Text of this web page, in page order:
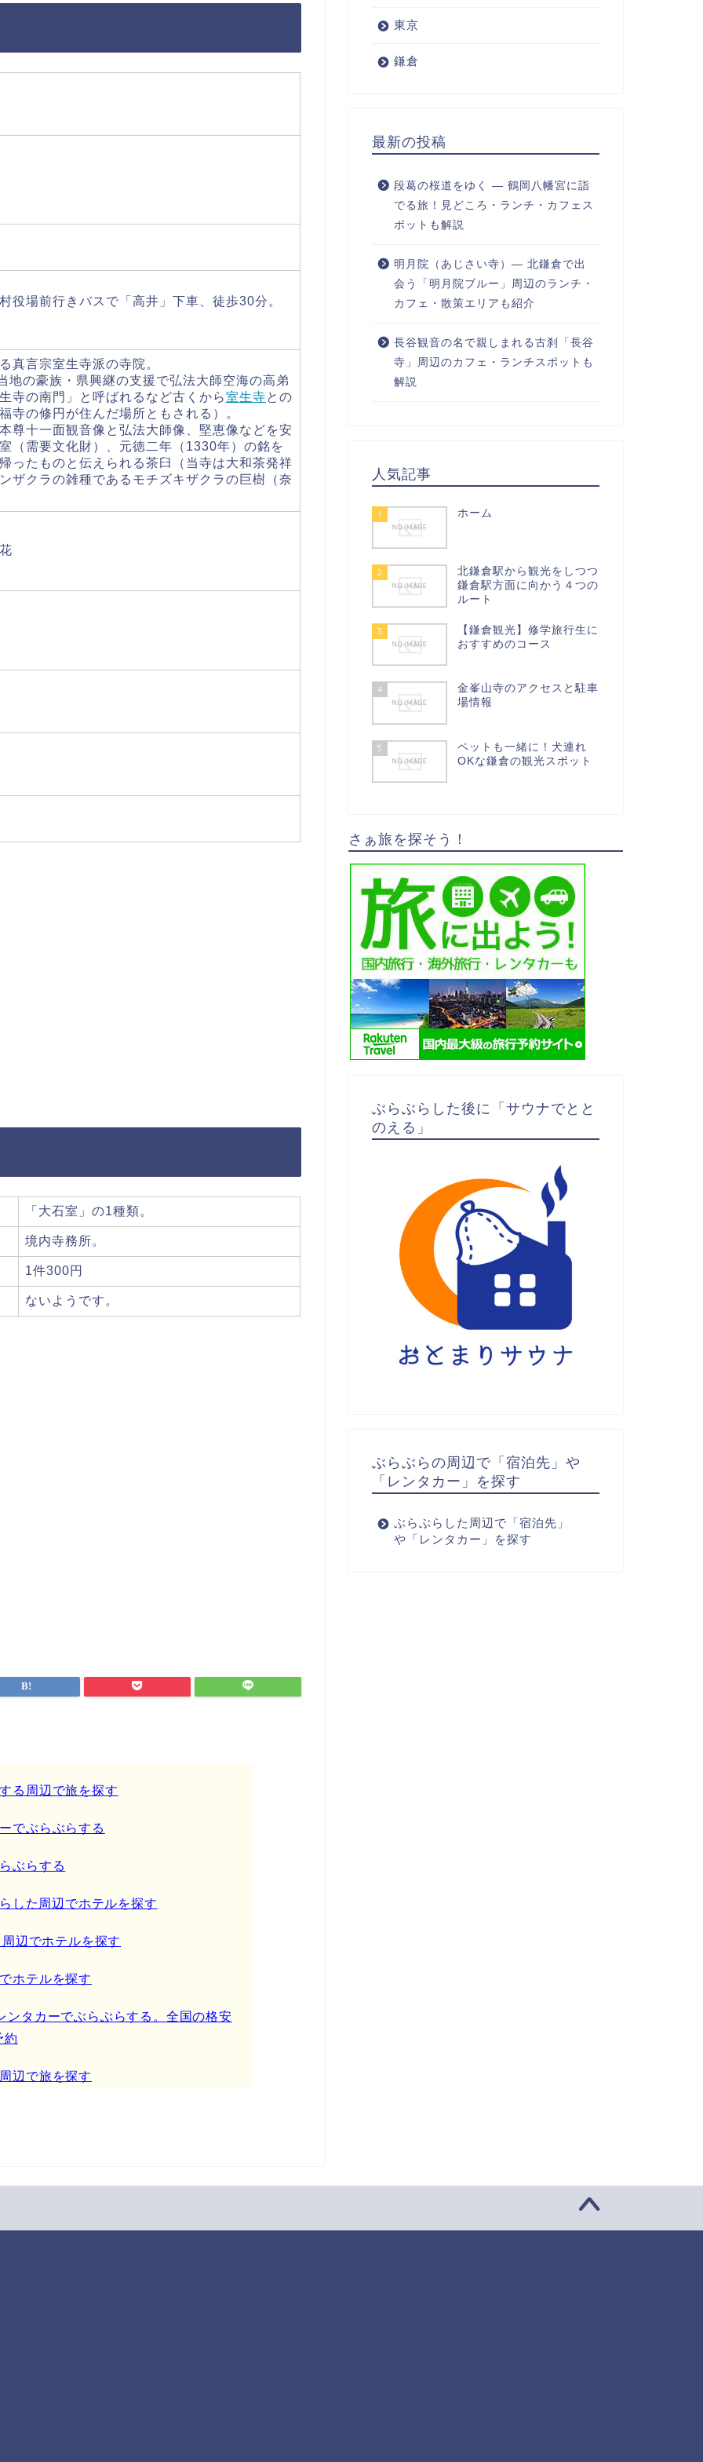
役場前行きバスで「高井」下車、徒歩30分。
真言宗室生寺派の寺院。
地の豪族・県興継の支援で弘法大師空海の高弟
寺の南門」と呼ばれるなど古くから室生寺との
寺の修円が住んだ場所ともされる）。
尊十一面観音像と弘法大師像、堅恵像などを安
（需要文化財）、元徳二年（1330年）の銘を
ったものと伝えられる茶臼（当寺は大和茶発祥
ザクラの雑種であるモチズキザクラの巨樹（奈
「大石室」の1種類。
境内寺務所。
1件300円
ないようです。
る周辺で旅を探す
でぶらぶらする
ぶらする
した周辺でホテルを探す
辺でホテルを探す
ホテルを探す
タカーでぶらぶらする。全国の格安
約
辺で旅を探す
東京
鎌倉
最新の投稿
段葛の桜道をゆく ― 鶴岡八幡宮に詣
でる旅！見どころ・ランチ・カフェス
ポットも解説
明月院（あじさい寺）― 北鎌倉で出
会う「明月院ブルー」周辺のランチ・
カフェ・散策エリアも紹介
長谷観音の名で親しまれる古刹「長谷
寺」周辺のカフェ・ランチスポットも
解説
人気記事
1 ホーム
2
北鎌倉駅から観光をしつつ
鎌倉駅方面に向かう４つの
ルート
3
【鎌倉観光】修学旅行生に
おすすめのコース
4
金峯山寺のアクセスと駐車
場情報
5
ペットも一緒に！犬連れ
OKな鎌倉の観光スポット
さぁ旅を探そう！
ぶらぶらした後に「サウナでとと
のえる」
ぶらぶらの周辺で「宿泊先」や
「レンタカー」を探す
ぶらぶらした周辺で「宿泊先」
や「レンタカー」を探す